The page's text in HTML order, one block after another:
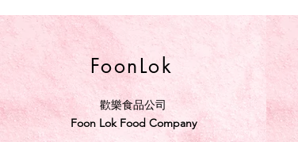
FoonLok
歡樂食品公司
Foon Lok Food Company